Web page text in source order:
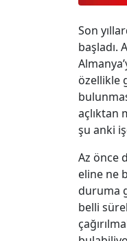
Son
başladı.
özellikle
açlıktan
şu anki
Az önce
eline ne
duruma
belli